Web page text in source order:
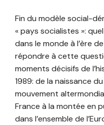
Fin du modèle social-
« pays socialistes »:
dans le monde à l’ère
répondre à cette
moments décisifs de
1989: de la naissance
mouvement
France à la montée en
dans l’ensemble de